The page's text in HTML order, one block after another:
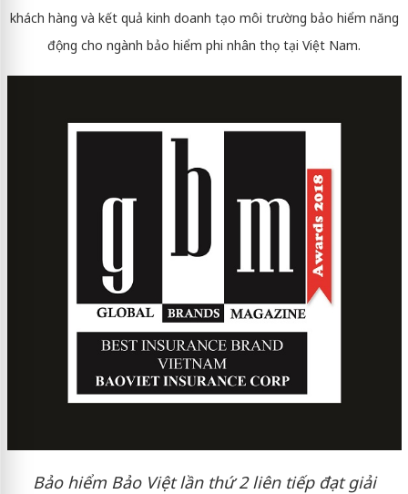
khách hàng và kết quả kinh doanh tạo môi trường bảo hiểm năng
động cho ngành bảo hiểm phi nhân thọ tại Việt Nam.
Bảo hiểm Bảo Việt lần thứ 2 liên tiếp đạt giải